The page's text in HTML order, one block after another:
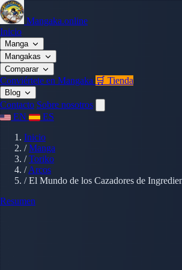
Mangaka.online
Inicio
Manga
Mangakas
Comparar
Conviértete en Mangaka 🛒 Tienda
Blog
Contacto Sobre nosotros
EN
ES
Inicio
/ Manga
/ Toriko
/ Arcos
/ El Mundo de los Cazadores de
Resumen